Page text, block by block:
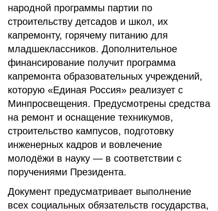
народной программы партии по
строительству детсадов и школ, их
капремонту, горячему питанию для
младшеклассников. Дополнительное
финансирование получит программа
капремонта образовательных учреждений,
которую «Единая Россия» реализует с
Минпросвещения. Предусмотрены средства
на ремонт и оснащение техникумов,
строительство кампусов, подготовку
инженерных кадров и вовлечение
молодёжи в науку — в соответствии с
поручениями Президента.
Документ предусматривает выполнение
всех социальных обязательств государства,